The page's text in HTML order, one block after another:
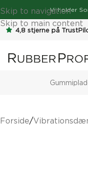
Skip to navigation
Skip to main content
Vi holder
4,8 stjerne på
Forside/